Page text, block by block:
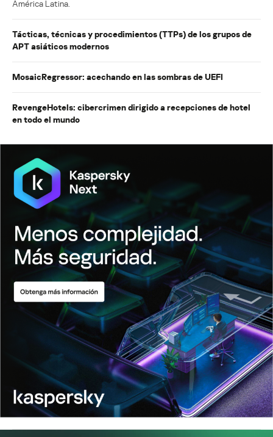
América Latina.
Tácticas, técnicas y procedimientos (TTPs) de los grupos de
APT asiáticos modernos
MosaicRegressor: acechando en las sombras de UEFI
RevengeHotels: cibercrimen dirigido a recepciones de hotel
en todo el mundo